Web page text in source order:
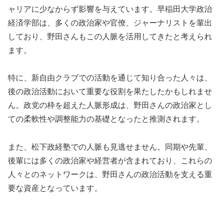
ャリアに少なからず影響を与えています。早稲田大学政治
経済学部は、多くの政治家や官僚、ジャーナリストを輩出
しており、野田さんもこの人脈を活用してきたと考えられ
ます。
特に、新自由クラブでの活動を通じて知り合った人々は、
後の政治活動において重要な役割を果たしたかもしれませ
ん。政党の枠を超えた人脈形成は、野田さんの政治家とし
ての柔軟性や調整能力の基礎となったと推測されます。
また、松下政経塾での人脈も見逃せません。同期や先輩、
後輩には多くの政治家や経営者が含まれており、これらの
人々とのネットワークは、野田さんの政治活動を支える重
要な資産となっています。